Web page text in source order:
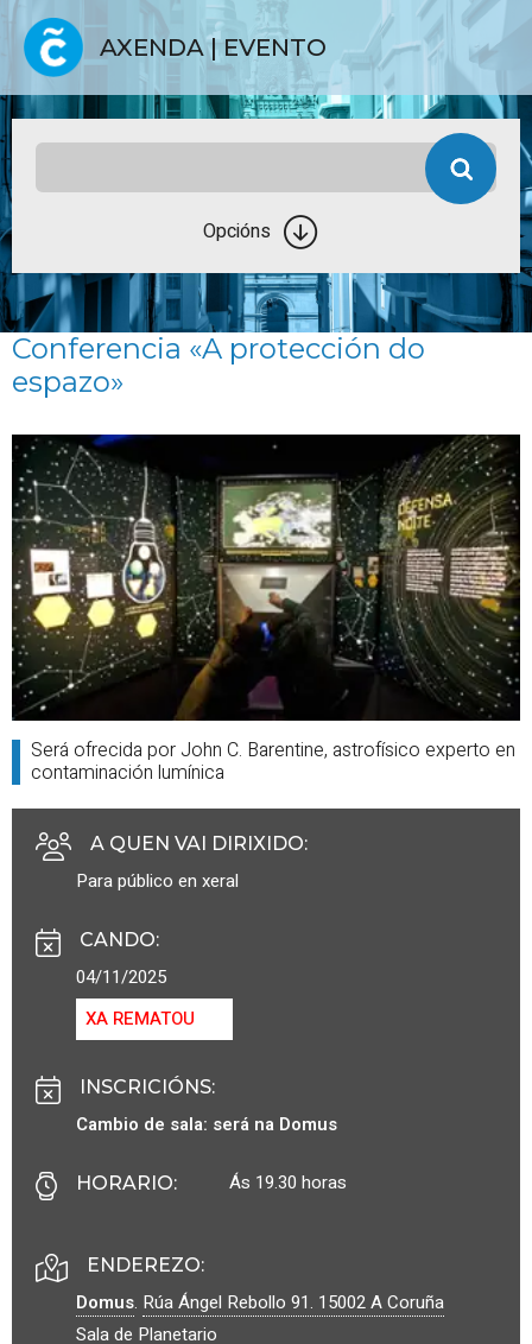
AXENDA | EVENTO
Opcións
Conferencia «A protección do
espazo»
Será ofrecida por John C. Barentine, astrofísico experto en
contaminación lumínica
A QUEN VAI DIRIXIDO:
Para público en xeral
CANDO:
04/11/2025
XA REMATOU
INSCRICIÓNS:
Cambio de sala: será na Domus
HORARIO: Ás 19.30 horas
ENDEREZO:
Domus. Rúa Ángel Rebollo 91. 15002A Coruña
Sala de Planetario